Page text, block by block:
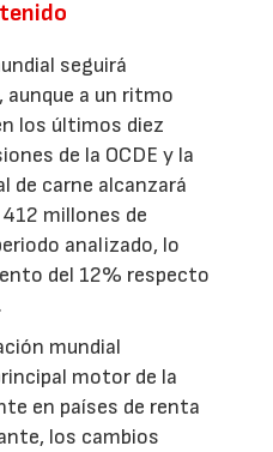
seguirá
a un ritmo
los últimos diez
de la OCDE y la
de carne alcanzará
millones de
analizado, lo
del 12% respecto
mundial
motor de la
en países de renta
los cambios